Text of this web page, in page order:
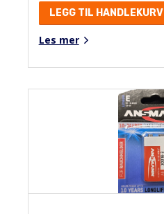
LEGG TIL HANDLEKURV
Les mer